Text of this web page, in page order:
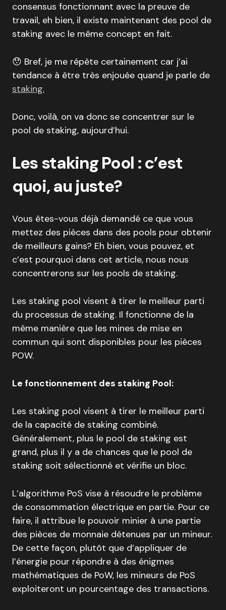
consensus fonctionnant avec la preuve de
travail, eh bien, il existe maintenant des pool de
staking avec le même concept en fait.
😯 Bref, je me répète certainement car j’ai
tendance à être très enjouée quand je parle de
staking.
Donc, voilà, on va donc se concentrer sur le
pool de staking, aujourd’hui.
Les staking Pool : c’est
quoi, au juste?
Vous êtes-vous déjà demandé ce que vous
mettez des pièces dans des pools pour obtenir
de meilleurs gains? Eh bien, vous pouvez, et
c’est pourquoi dans cet article, nous nous
concentrerons sur les pools de staking.
Les staking pool visent à tirer le meilleur parti
du processus de staking. Il fonctionne de la
même manière que les mines de mise en
commun qui sont disponibles pour les pièces
POW.
Le fonctionnement des staking Pool:
Les staking pool visent à tirer le meilleur parti
de la capacité de staking combiné.
Généralement, plus le pool de staking est
grand, plus il y a de chances que le pool de
staking soit sélectionné et vérifie un bloc.
L’algorithme PoS vise à résoudre le problème
de consommation électrique en partie. Pour ce
faire, il attribue le pouvoir minier à une partie
des pièces de monnaie détenues par un mineur.
De cette façon, plutôt que d’appliquer de
l’énergie pour répondre à des énigmes
mathématiques de PoW, les mineurs de PoS
exploiteront un pourcentage des transactions.